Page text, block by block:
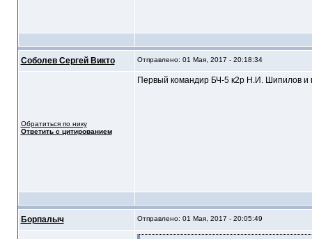
Соболев Сергей Викто Отправлено: 01 Мая, 2017 - 20:18:34
Обратиться по нику
Ответить с цитированием
Первый командир БЧ-5 к2р Н.И. Шипилов
Борпалыч Отправлено: 01 Мая, 2017 - 20:05:49